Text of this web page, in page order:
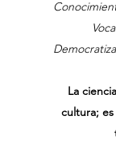
La
cultura;